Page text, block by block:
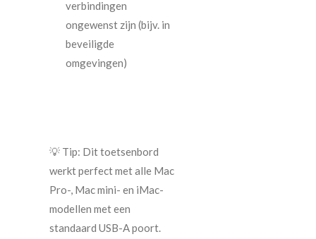
verbindingen
ongewenst zijn (bijv. in
beveiligde
omgevingen)
💡 Tip: Dit toetsenbord
werkt perfect met alle Mac
Pro-, Mac mini- en iMac-
modellen met een
standaard USB-A poort.